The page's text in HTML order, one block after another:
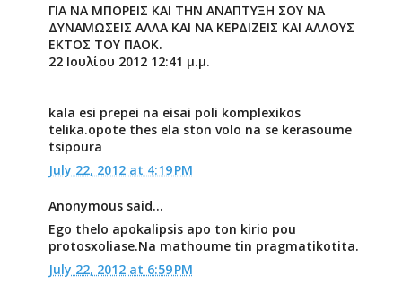
ΓΙΑ ΝΑ ΜΠΟΡΕΙΣ ΚΑΙ ΤΗΝ ΑΝΑΠΤΥΞΗ ΣΟΥ ΝΑ
ΔΥΝΑΜΩΣΕΙΣ ΑΛΛΑ ΚΑΙ ΝΑ ΚΕΡΔΙΖΕΙΣ ΚΑΙ ΑΛΛΟΥΣ
ΕΚΤΟΣ ΤΟΥ ΠΑΟΚ.
22 Ιουλίου 2012 12:41 μ.μ.
kala esi prepei na eisai poli komplexikos
telika.opote thes ela ston volo na se kerasoume
tsipoura
July 22, 2012 at 4:19 PM
Anonymous said...
Ego thelo apokalipsis apo ton kirio pou
protosxoliase.Na mathoume tin pragmatikotita.
July 22, 2012 at 6:59 PM